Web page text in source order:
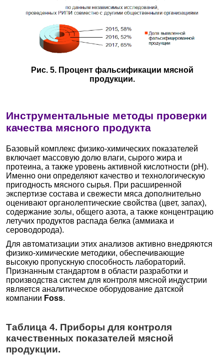
Рис. 5. Процент фальсификации мясной
продукции.
Инструментальные методы проверки
качества мясного продукта
Базовый комплекс физико-химических показателей
включает массовую долю влаги, сырого жира и
протеина, а также уровень активной кислотности (pH).
Именно они определяют качество и технологическую
пригодность мясного сырья. При расширенной
экспертизе состава и свежести мяса дополнительно
оценивают органолептические свойства (цвет, запах),
содержание золы, общего азота, а также концентрацию
летучих продуктов распада белка (аммиака и
сероводорода).
Для автоматизации этих анализов активно внедряются
физико-химические методики, обеспечивающие
высокую пропускную способность лабораторий.
Признанным стандартом в области разработки и
производства систем для контроля мясной индустрии
является аналитическое оборудование датской
компании Foss.
Таблица 4. Приборы для контроля
качественных показателей мясной
продукции.